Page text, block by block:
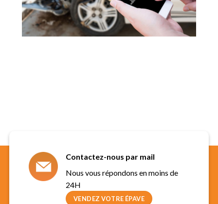
Contactez-nous par mail
Nous vous répondons en moins de
24H
VENDEZ VOTRE ÉPAVE